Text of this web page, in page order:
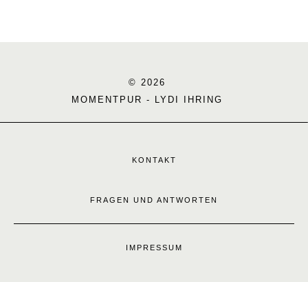
© 2026
MOMENTPUR - LYDI IHRING
KONTAKT
FRAGEN UND ANTWORTEN
IMPRESSUM